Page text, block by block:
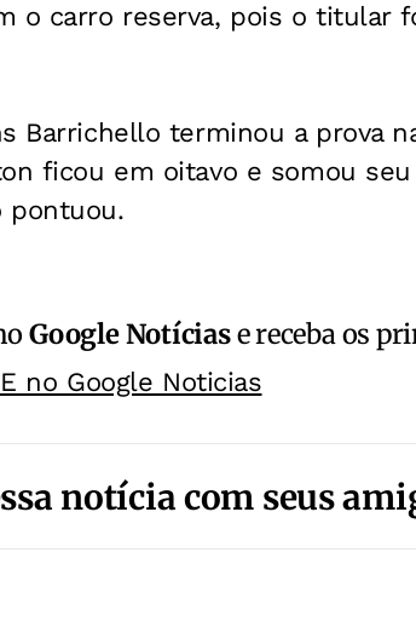
o carro reserva, pois o titular
Barrichello terminou a prova
ficou em oitavo e somou
pontuou.
Google Notíciase receba os
no Google Noticias
notícia com seus